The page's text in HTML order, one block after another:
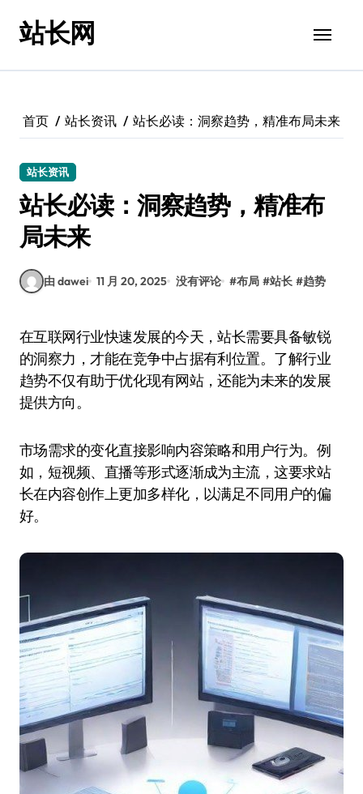
站长网
首页 站长资讯 站长必读：洞察趋势，精准布局未来
站长资讯
站长必读：洞察趋势，精准布
局未来
由 dawei 11 月 20, 2025 没有评论 #布局 #站长 #趋势
在互联网行业快速发展的今天，站长需要具备敏锐
的洞察力，才能在竞争中占据有利位置。了解行业
趋势不仅有助于优化现有网站，还能为未来的发展
提供方向。
市场需求的变化直接影响内容策略和用户行为。例
如，短视频、直播等形式逐渐成为主流，这要求站
长在内容创作上更加多样化，以满足不同用户的偏
好。